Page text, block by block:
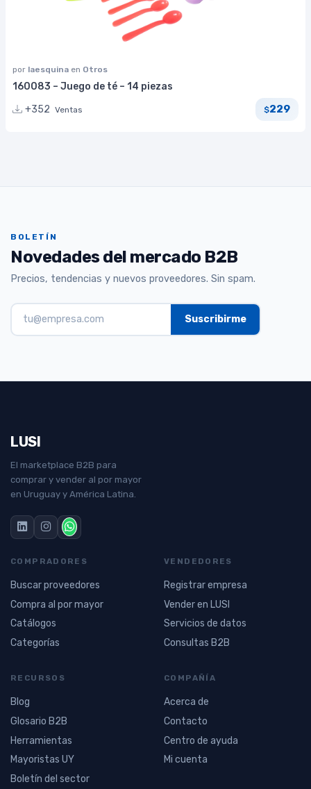
por laesquina en Otros
160083 – Juego de té – 14 piezas
+352 Ventas $229
BOLETÍN
Novedades del mercado B2B
Precios, tendencias y nuevos proveedores. Sin spam.
LUSI
El marketplace B2B para
comprar y vender al por mayor
en Uruguay y América Latina.
COMPRADORES
Buscar proveedores
Compra al por mayor
Catálogos
Categorías
VENDEDORES
Registrar empresa
Vender en LUSI
Servicios de datos
Consultas B2B
RECURSOS
Blog
Glosario B2B
Herramientas
Mayoristas UY
Boletín del sector
COMPAÑÍA
Acerca de
Contacto
Centro de ayuda
Mi cuenta